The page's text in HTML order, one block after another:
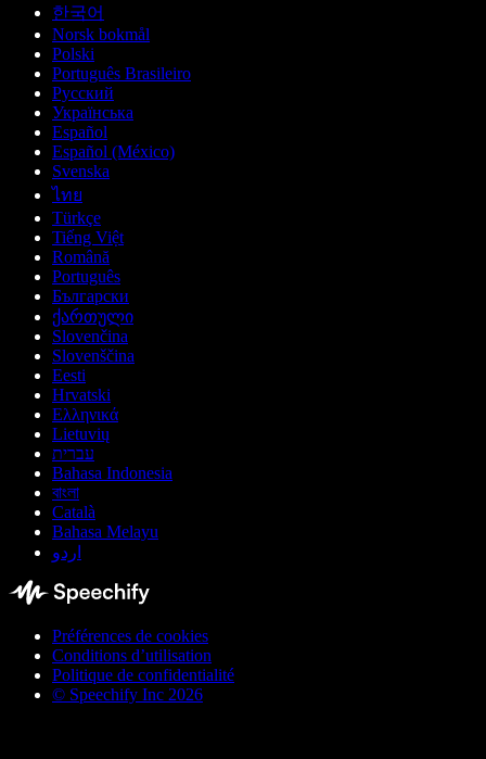
한국어
Norsk bokmål
Polski
Português Brasileiro
Русский
Українська
Español
Español (México)
Svenska
ไทย
Türkçe
Tiếng Việt
Română
Português
Български
ქართული
Slovenčina
Slovenščina
Eesti
Hrvatski
Ελληνικά
Lietuvių
עברית
Bahasa Indonesia
বাংলা
Català
Bahasa Melayu
اردو
Préférences de cookies
Conditions d’utilisation
Politique de confidentialité
© Speechify Inc 2026